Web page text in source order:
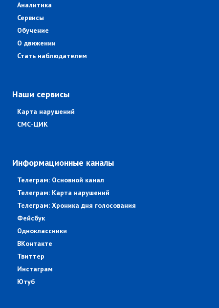
Аналитика
Сервисы
Обучение
О движении
Стать наблюдателем
Наши сервисы
Карта нарушений
СМС-ЦИК
Информационные каналы
Телеграм: Основной канал
Телеграм: Карта нарушений
Телеграм: Хроника дня голосования
Фейсбук
Одноклассники
ВКонтакте
Твиттер
Инстаграм
Ютуб